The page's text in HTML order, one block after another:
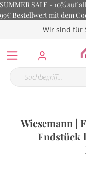
SUMMER SALE - 10% auf
99€ Bestellwert mit dem
Wir sind für
Wiesemann |
Endstück